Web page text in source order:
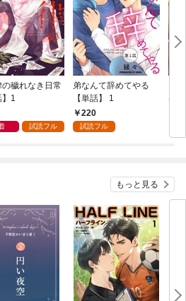
の穢れなき日常
】1
試読フル
弟なんて辞めてやる
【単話】 1
220
試読フル
は
もっと見る